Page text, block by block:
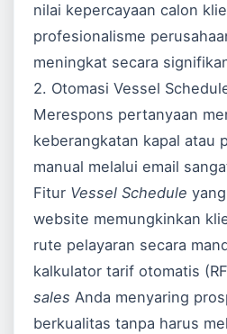
nilai kepercayaan calon
profesionalisme
meningkat secara
2. Otomasi Vessel
Merespons pertanyaan
keberangkatan kapal atau
manual melalui email
Fitur Vessel Schedule
website memungkinkan
rute pelayaran secara
kalkulator tarif otomatis
sales Anda menyaring
berkualitas tanpa harus